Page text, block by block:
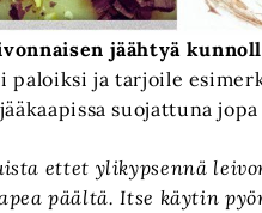
jäähtyä
paloiksi ja tarjoile
suojattuna
ettet ylikypsennä
päältä. Itse käytin